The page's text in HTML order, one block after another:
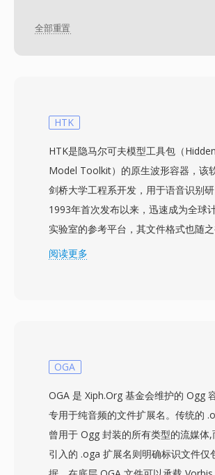
全部重置
HTK
HTK是隐马尔可夫模型工具包（
Model Toolkit）的原生波形容器，该
剑桥大学工程系开发，用于语音识别
1993年首次发布以来，迅速成为全球
实验室的参考平台，其文件格式也随
用。每个文件存储一系列参数向量或原
刻意精简的头部避免了对齐填充或可选
可轻松读取。HTK持久影响力背后的三
与HTK训练和识别流水线的紧密集成、
歧义的确定性字节布局，以及在学术语
泛采用。
阅读更多
OGA
OGA 是 Xiph.Org 基金会维护的 Ogg
专用于纯音频的文件扩展名。传统的
曾用于 Ogg 封装的所有类型的流媒体
引入的 .oga 扩展名则明确标识文件仅